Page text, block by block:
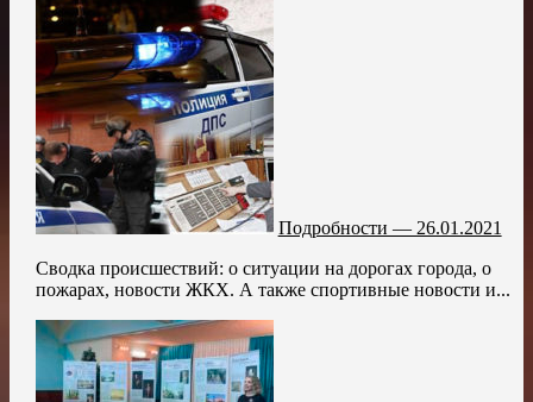
Подробности — 26.01.2021
Сводка происшествий: о ситуации на дорогах города, о
пожарах, новости ЖКХ. А также спортивные новости и...